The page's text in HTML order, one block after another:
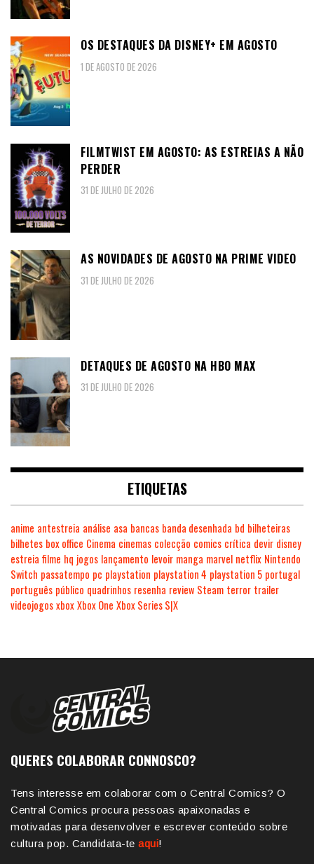
OS DESTAQUES DA DISNEY+ EM AGOSTO
1 DE AGOSTO DE 2026
FILMTWIST EM AGOSTO: AS ESTREIAS A NÃO
PERDER
31 DE JULHO DE 2026
AS NOVIDADES DE AGOSTO NA PRIME VIDEO
31 DE JULHO DE 2026
DETAQUES DE AGOSTO NA HBO MAX
31 DE JULHO DE 2026
ETIQUETAS
anime antestreia análise asa bancas banda desenhada bd bilheteiras
bilhetes box office Cinema cinemas colecção comics crítica devir disney
estreia filme hq jogos lançamento levoir manga marvel netflix Nintendo
Switch passatempo pc playstation playstation 4 playstation 5 portugal
português público quadrinhos resenha review Steam terror trailer
videojogosxboxXbox One Xbox Series S|X
QUERES COLABORAR CONNOSCO?
Tens interesse em colaborar com o Central Comics? O
Central Comics procura pessoas apaixonadas e
motivadas para desenvolver e escrever conteúdo sobre
cultura pop. Candidata-te aqui!